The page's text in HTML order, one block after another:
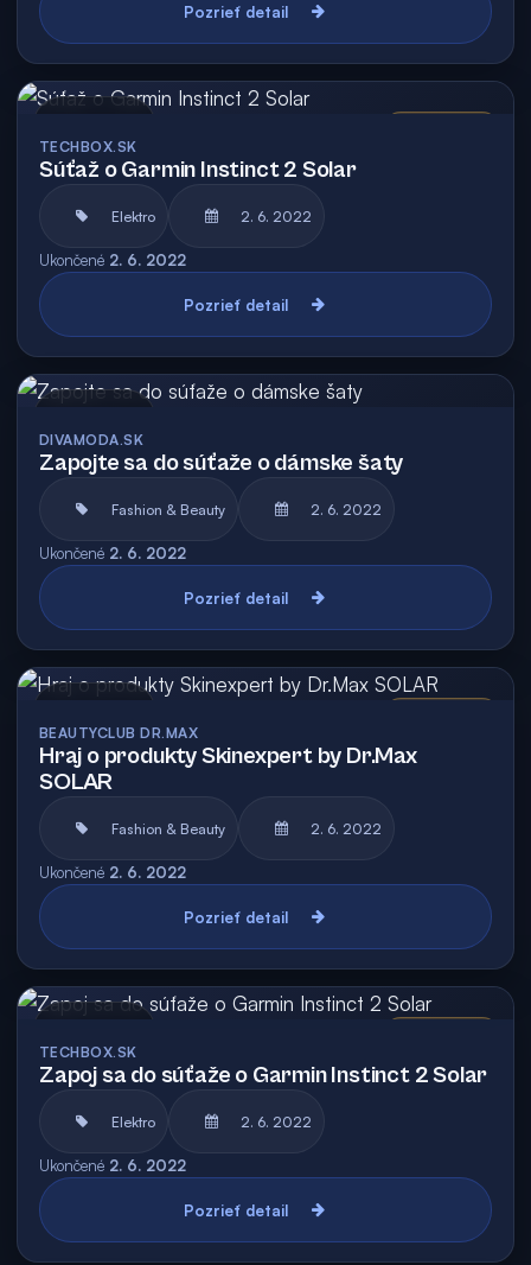
Pozrieť detail
TECHBOX.SK
Súťaž o Garmin Instinct 2 Solar
Elektro 2. 6. 2022
Ukončené 2. 6. 2022
Pozrieť detail
DIVAMODA.SK
Zapojte sa do súťaže o dámske šaty
Fashion & Beauty 2. 6. 2022
Ukončené 2. 6. 2022
Pozrieť detail
BEAUTYCLUB DR.MAX
Hraj o produkty Skinexpert by Dr.Max
SOLAR
Fashion & Beauty 2. 6. 2022
Ukončené 2. 6. 2022
Pozrieť detail
TECHBOX.SK
Zapoj sa do súťaže o Garmin Instinct 2 Solar
Elektro 2. 6. 2022
Ukončené 2. 6. 2022
Pozrieť detail